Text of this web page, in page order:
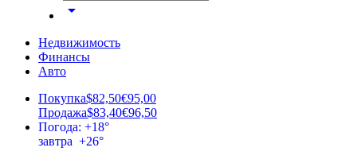
arrow_drop_down
Недвижимость
Финансы
Авто
Покупка$82,50€95,00
Продажа$83,40€96,50
Погода: +18°
завтра +26°